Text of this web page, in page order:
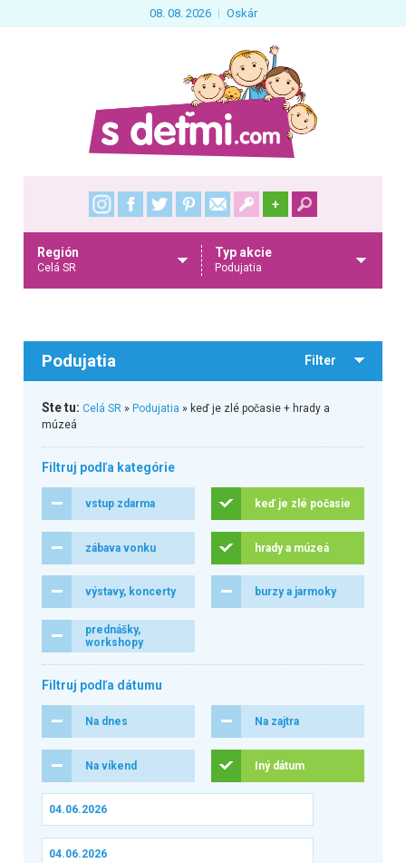
08. 08. 2026 Oskár
+
Región
Celá SR
Typ akcie
Podujatia
Podujatia Filter
Ste tu: Celá SR» Podujatia » keď je zlé počasie + hrady a
múzeá
Filtruj podľa kategórie
vstup zdarma keď je zlé počasie
zábava vonku hrady a múzeá
výstavy, koncerty burzy a jarmoky
prednášky,
workshopy
Filtruj podľa dátumu
Na dnes Na zajtra
Na víkend Iný dátum